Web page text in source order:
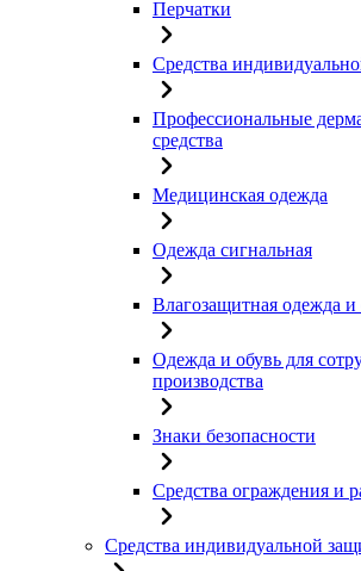
Перчатки
Средства
Профессиональные
средства
Медицинская одежда
Одежда сигнальная
Влагозащитная одежда и
Одежда и обувь для
производства
Знаки безопасности
Средства ограждения и
Средства индивидуальной